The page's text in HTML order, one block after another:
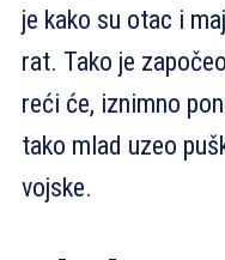
je kako su otac i
rat. Tako je
reći će, iznimno
tako mlad uzeo
vojske.